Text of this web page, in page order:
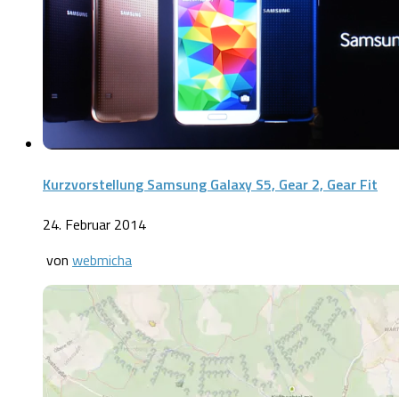
Kurzvorstellung Samsung Galaxy S5, Gear 2, Gear Fit
24. Februar 2014
von webmicha